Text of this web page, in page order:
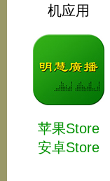
机应用
苹果Store
安卓Store